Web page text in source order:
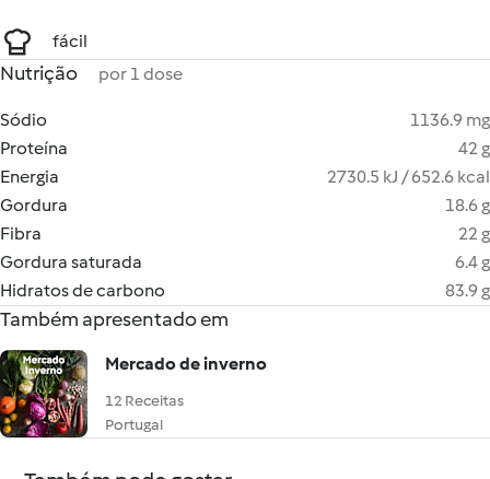
fácil
Nutrição por 1 dose
Sódio
1136.9 mg
Proteína
42 g
Energia
2730.5 kJ / 652.6 kcal
Gordura
18.6 g
Fibra
22 g
Gordura saturada
6.4 g
Hidratos de carbono
83.9 g
Também apresentado em
Mercado de inverno
12 Receitas
Portugal